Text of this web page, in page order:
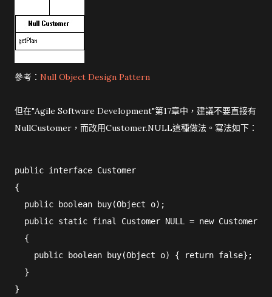
參考： Null Object Design Pattern
但在"Agile Software Development"第17章中，建議不要直接有
NullCustomer，而改用Customer.NULL這種做法。寫法如下：
public interface Customer
{
  public boolean buy(Object o);
  public static final Customer NULL = new Customer()
  {
    public boolean buy(Object o) { return false};
  }
}